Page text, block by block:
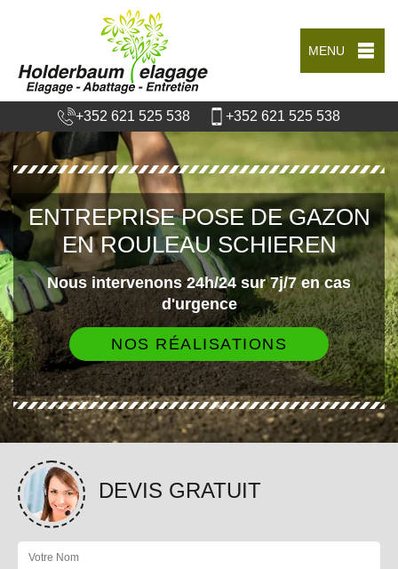
MENU
+352 621 525 538 +352 621 525 538
ENTREPRISE POSE DE GAZON
EN ROULEAU SCHIEREN
Nous intervenons 24h/24 sur 7j/7 en cas
d'urgence
NOS RÉALISATIONS
DEVIS GRATUIT